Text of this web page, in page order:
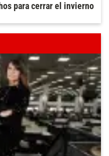
para cerrar el invierno